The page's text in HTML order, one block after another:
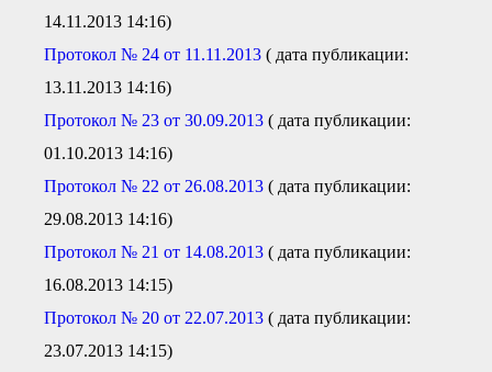
14.11.2013 14:16)
Протокол № 24 от 11.11.2013 ( дата публикации:
13.11.2013 14:16)
Протокол № 23 от 30.09.2013 ( дата публикации:
01.10.2013 14:16)
Протокол № 22 от 26.08.2013 ( дата публикации:
29.08.2013 14:16)
Протокол № 21 от 14.08.2013 ( дата публикации:
16.08.2013 14:15)
Протокол № 20 от 22.07.2013 ( дата публикации:
23.07.2013 14:15)